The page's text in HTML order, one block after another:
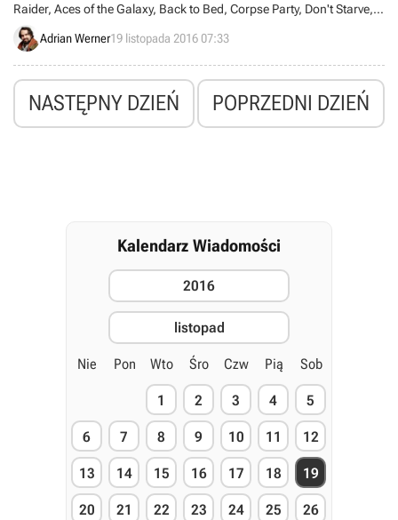
Raider, Aces of the Galaxy, Back to Bed, Corpse Party, Don't Starve,
Door Kickers, DuckTales Remastered, Invisible, Inc., Prison Architect,
Tension oraz serie The Legend of Heroes, Avadon i Ys. Dostępnych
Adrian Werner19 listopada 2016 07:33
NASTĘPNY DZIEŃ POPRZEDNI DZIEŃ
Kalendarz Wiadomości
2016
listopad
Nie Pon Wto Śro Czw Pią Sob
1 2 3 4 5
6 7 8 9 10 11 12
13 14 15 16 17 18 19
20 21 22 23 24 25 26